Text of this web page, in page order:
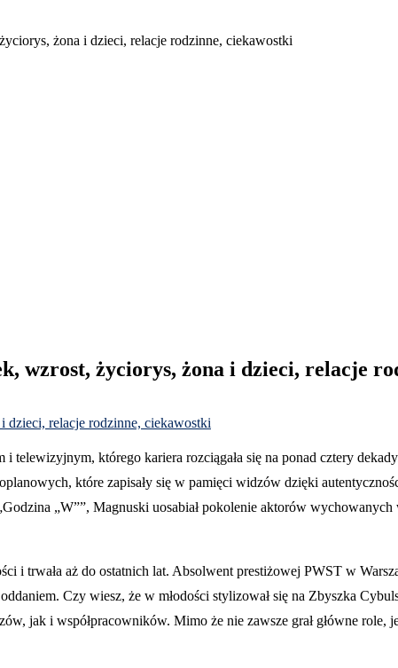
żona i dzieci, relacje rodzinne, ciekawostki
wzrost, życiorys, żona i dzieci, relacje
którego kariera rozciągała się na ponad cztery
które zapisały się w pamięci widzów dzięki
„W””, Magnuski uosabiał pokolenie aktorów
i trwała aż do ostatnich lat. Absolwent prestiżowej PWST w
Czy wiesz, że w młodości stylizował się na Zbyszka
jak i współpracowników. Mimo że nie zawsze grał główne role,